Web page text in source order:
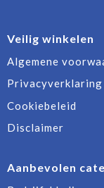
Veilig winkelen
Algemene
Privacyverklaring
Cookiebeleid
Disclaimer
Aanbevolen